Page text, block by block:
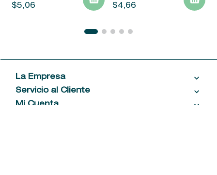
$5,06 $4,66
La Empresa
Acerca de las Fragancias
Ventas al por mayor
Servicio al Cliente
Contáctanos
Mi Cuenta